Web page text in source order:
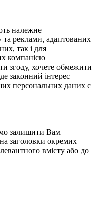
належне
та реклами, адаптованих
так і для
компанією
згоду, хочете обмежити
законний інтерес
персональних даних є
залишити Вам
заголовки окремих
вмісту або до